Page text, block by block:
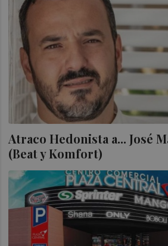
Atraco Hedonista a... José
(Beat y Komfort)